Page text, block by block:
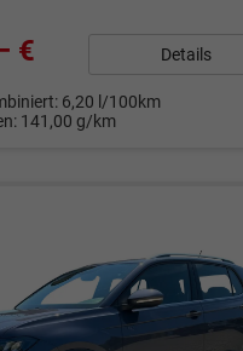
€ Details
6,20 l/100km
141,00 g/km